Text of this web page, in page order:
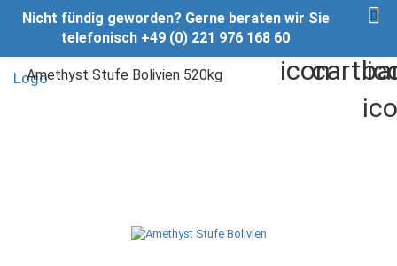
Nicht fündig geworden? Gerne beraten wir Sie
telefonisch +49 (0) 221 976 168 60
Amethyst Stufe Bolivien 520kg